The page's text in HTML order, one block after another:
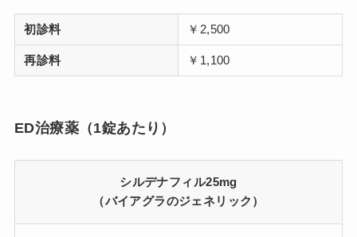
初診料 ￥2,500
再診料 ￥1,100
ED治療薬（1錠あたり）
シルデナフィル25mg
（バイアグラのジェネリック）